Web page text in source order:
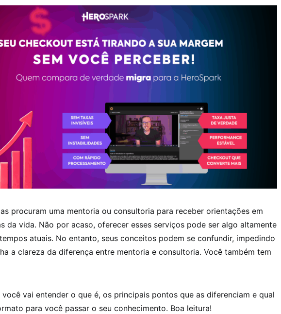
procuram uma mentoria ou consultoria para receber orientações em
da vida. Não por acaso, oferecer esses serviços pode ser algo altamente
atuais. No entanto, seus conceitos podem se confundir, impedindo
a clareza da diferença entre mentoria e consultoria. Você também tem
vai entender o que é, os principais pontos que as diferenciam e qual
para você passar o seu conhecimento. Boa leitura!